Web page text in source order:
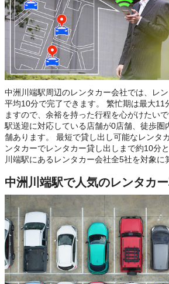
中洲川端駅周辺のレンタカー会社では、レ
平均10分で完了できます。 繁忙期は最大11
ますので、余裕を持った行程を心がけたい
駅送迎に対応している店舗が0店舗、徒歩圏
舗あります。 最短で貸し出し可能なレンタ
ンタカーでレンタカー貸し出しまで約10分
川端駅にあるレンタカー会社全5社を対象に
中洲川端駅で人気のレンタカ